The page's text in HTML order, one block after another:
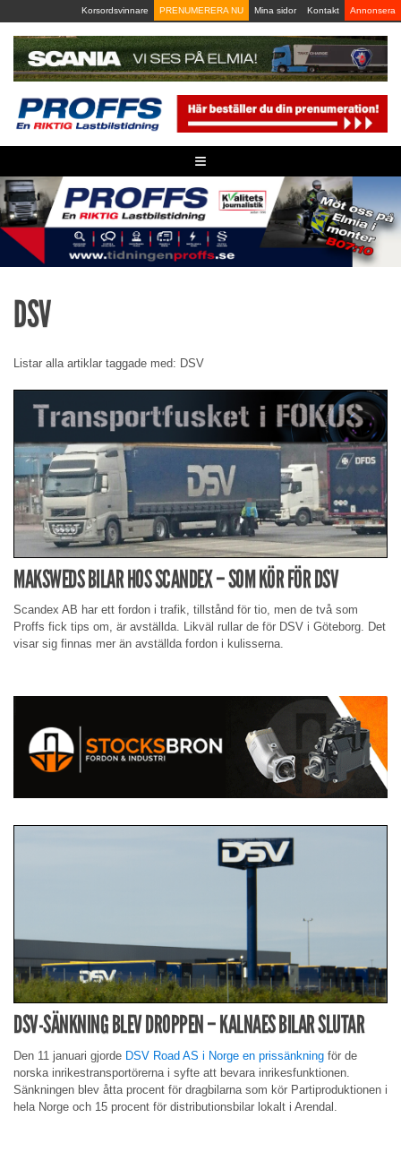
to
content
Korsordsvinnare PRENUMERERA NU Mina sidor Kontakt Annonsera
≡
DSV
Listar alla artiklar taggade med: DSV
MAKSWEDS BILAR HOS SCANDEX – SOM KÖR FÖR DSV
Scandex AB har ett fordon i trafik, tillstånd för tio, men de två som
Proffs fick tips om, är avställda. Likväl rullar de för DSV i Göteborg. Det
visar sig finnas mer än avställda fordon i kulisserna.
DSV-SÄNKNING BLEV DROPPEN – KALNAES BILAR SLUTAR
Den 11 januari gjorde DSV Road AS i Norge en prissänkning för de
norska inrikestransportörerna i syfte att bevara inrikesfunktionen.
Sänkningen blev åtta procent för dragbilarna som kör Partiproduktionen i
hela Norge och 15 procent för distributionsbilar lokalt i Arendal.